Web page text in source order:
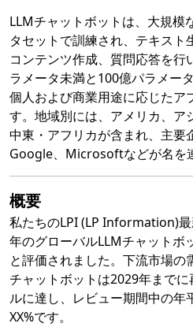
LLMチャットボットは、大規模
タセットで訓練され、テキスト
コンテンツ作成、質問応答を
ラメータ未満と100億パラメー
個人および商業用途に応じたア
す。地域別には、アメリカ、ア
中東・アフリカが含まれ、主要
Google、Microsoftなどが名を
概要
私たちのLPI (LP Information)
年のグローバルLLMチャットボ
と評価されました。下流市場の
チャットボットは2029年まで
ルに達し、レビュー期間中の年
XX%です。